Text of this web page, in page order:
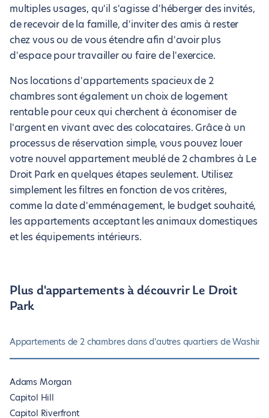
multiples usages, qu'il s'agisse d'héberger des invités,
de recevoir de la famille, d'inviter des amis à rester
chez vous ou de vous étendre afin d'avoir plus
d'espace pour travailler ou faire de l'exercice.
Nos locations d'appartements spacieux de 2
chambres sont également un choix de logement
rentable pour ceux qui cherchent à économiser de
l'argent en vivant avec des colocataires. Grâce à un
processus de réservation simple, vous pouvez louer
votre nouvel appartement meublé de 2 chambres à Le
Droit Park en quelques étapes seulement. Utilisez
simplement les filtres en fonction de vos critères,
comme la date d'emménagement, le budget souhaité,
les appartements acceptant les animaux domestiques
et les équipements intérieurs.
Plus d'appartements à découvrir Le Droit
Park
Appartements de 2 chambres dans d'autres quartiers de
Adams Morgan
Capitol Hill
Capitol Riverfront